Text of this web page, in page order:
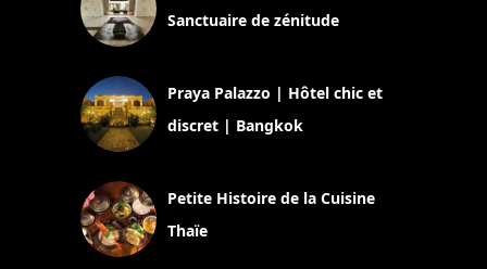
Sanctuaire de zénitude
Praya Palazzo | Hôtel chic et
discret | Bangkok
Petite Histoire de la Cuisine
Thaïe